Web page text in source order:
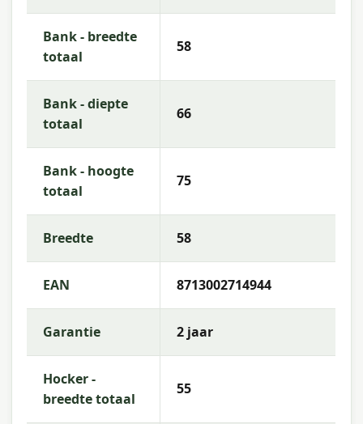
Merk: Garden Impressions
Kleur: grijs
Stapelbaar
Gebruiksinstructies
doek en mild zeepwater. Spoel na met schoon
water en laat goed drogen. Dek de stoel bij
langdurig slecht weer of buiten het seizoen af met
een beschermhoes voor optimale
winterbescherming.
Meer informatie of advies nodig?
Heb je vragen over de
acaciahout met white wash - rope donker grijs -
Bank - breedte
totaal
58
Bank - diepte
totaal
66
Bank - hoogte
totaal
75
Breedte 58
EAN 8713002714944
Garantie 2 jaar
Hocker -
breedte totaal
55